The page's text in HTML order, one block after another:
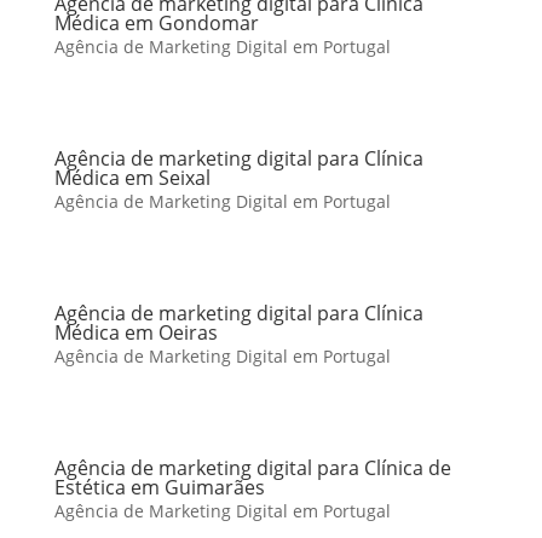
Médica em Gondomar
Agência de Marketing Digital em Portugal
Agência de marketing digital para Clínica
Médica em Seixal
Agência de Marketing Digital em Portugal
Agência de marketing digital para Clínica
Médica em Oeiras
Agência de Marketing Digital em Portugal
Agência de marketing digital para Clínica de
Estética em Guimarães
Agência de Marketing Digital em Portugal